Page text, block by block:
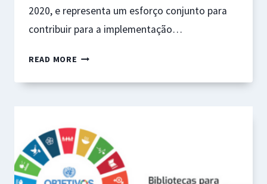
2020, e representa um esforço conjunto para
contribuir para a implementação…
READ MORE ESTÃO
AS
A
3ª
EDIÇÃO